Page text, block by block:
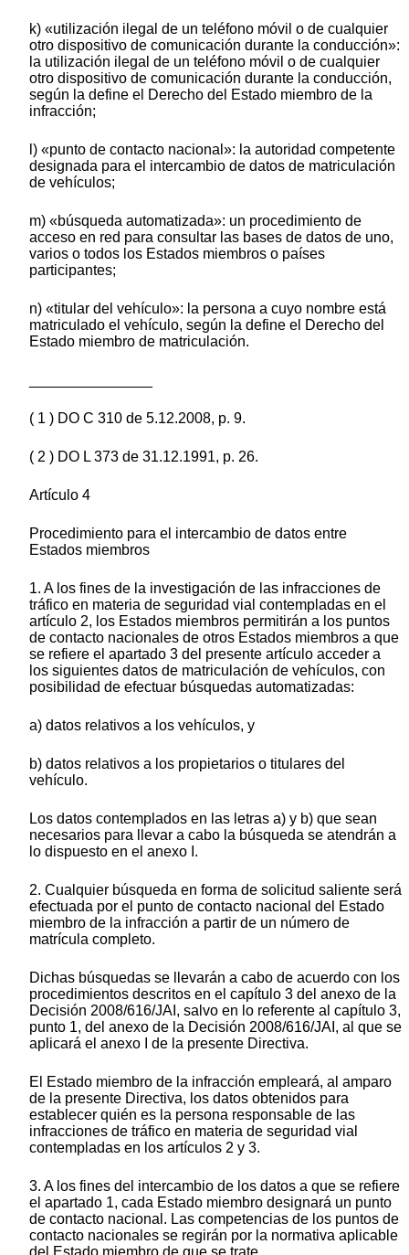
k) «utilización ilegal de un teléfono móvil o de cualquier
otro dispositivo de comunicación durante la conducción»:
la utilización ilegal de un teléfono móvil o de cualquier
otro dispositivo de comunicación durante la conducción,
según la define el Derecho del Estado miembro de la
infracción;
l) «punto de contacto nacional»: la autoridad competente
designada para el intercambio de datos de matriculación
de vehículos;
m) «búsqueda automatizada»: un procedimiento de
acceso en red para consultar las bases de datos de uno,
varios o todos los Estados miembros o países
participantes;
n) «titular del vehículo»: la persona a cuyo nombre está
matriculado el vehículo, según la define el Derecho del
Estado miembro de matriculación.
( 1 ) DO C 310 de 5.12.2008, p. 9.
( 2 ) DO L 373 de 31.12.1991, p. 26.
Artículo 4
Procedimiento para el intercambio de datos entre
Estados miembros
1. A los fines de la investigación de las infracciones de
tráfico en materia de seguridad vial contempladas en el
artículo 2, los Estados miembros permitirán a los puntos
de contacto nacionales de otros Estados miembros a que
se refiere el apartado 3 del presente artículo acceder a
los siguientes datos de matriculación de vehículos, con
posibilidad de efectuar búsquedas automatizadas:
a) datos relativos a los vehículos, y
b) datos relativos a los propietarios o titulares del
vehículo.
Los datos contemplados en las letras a) y b) que sean
necesarios para llevar a cabo la búsqueda se atendrán a
lo dispuesto en el anexo I.
2. Cualquier búsqueda en forma de solicitud saliente será
efectuada por el punto de contacto nacional del Estado
miembro de la infracción a partir de un número de
matrícula completo.
Dichas búsquedas se llevarán a cabo de acuerdo con los
procedimientos descritos en el capítulo 3 del anexo de la
Decisión 2008/616/JAI, salvo en lo referente al capítulo 3,
punto 1, del anexo de la Decisión 2008/616/JAI, al que se
aplicará el anexo I de la presente Directiva.
El Estado miembro de la infracción empleará, al amparo
de la presente Directiva, los datos obtenidos para
establecer quién es la persona responsable de las
infracciones de tráfico en materia de seguridad vial
contempladas en los artículos 2 y 3.
3. A los fines del intercambio de los datos a que se refiere
el apartado 1, cada Estado miembro designará un punto
de contacto nacional. Las competencias de los puntos de
contacto nacionales se regirán por la normativa aplicable